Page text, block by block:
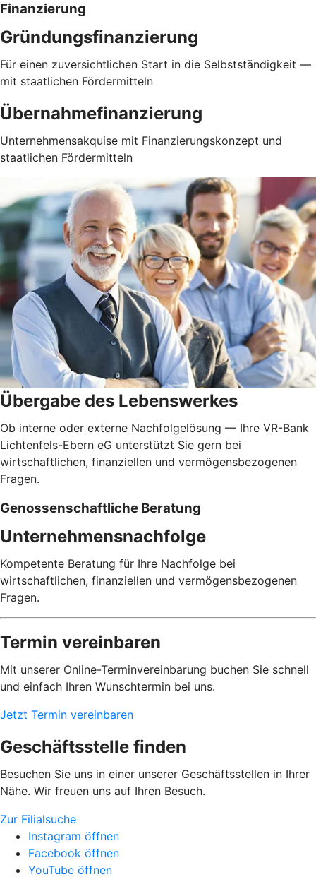
Finanzierung
Gründungsfinanzierung
Für einen zuversichtlichen Start in die Selbstständigkeit —
mit staatlichen Fördermitteln
Übernahmefinanzierung
Unternehmensakquise mit Finanzierungskonzept und
staatlichen Fördermitteln
Übergabe des Lebenswerkes
Ob interne oder externe Nachfolgelösung — Ihre VR-Bank
Lichtenfels-Ebern eG unterstützt Sie gern bei
wirtschaftlichen, finanziellen und vermögensbezogenen
Fragen.
Genossenschaftliche Beratung
Unternehmensnachfolge
Kompetente Beratung für Ihre Nachfolge bei
wirtschaftlichen, finanziellen und vermögensbezogenen
Fragen.
Termin vereinbaren
Mit unserer Online-Terminvereinbarung buchen Sie schnell
und einfach Ihren Wunschtermin bei uns.
Jetzt Termin vereinbaren
Geschäftsstelle finden
Besuchen Sie uns in einer unserer Geschäftsstellen in Ihrer
Nähe. Wir freuen uns auf Ihren Besuch.
Zur Filialsuche
Instagram öffnen
Facebook öffnen
YouTube öffnen